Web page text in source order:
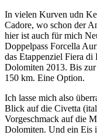
In vielen Kurven udn
Cadore, wo schon der
hier ist auch für mich
Doppelpass Forcella
das Etappenziel Fiera
Dolomiten 2013. Bis
150 km. Eine Option.
Ich lasse mich also
Blick auf die Civetta
Vorgeschmack auf die
Dolomiten. Und ein Eis